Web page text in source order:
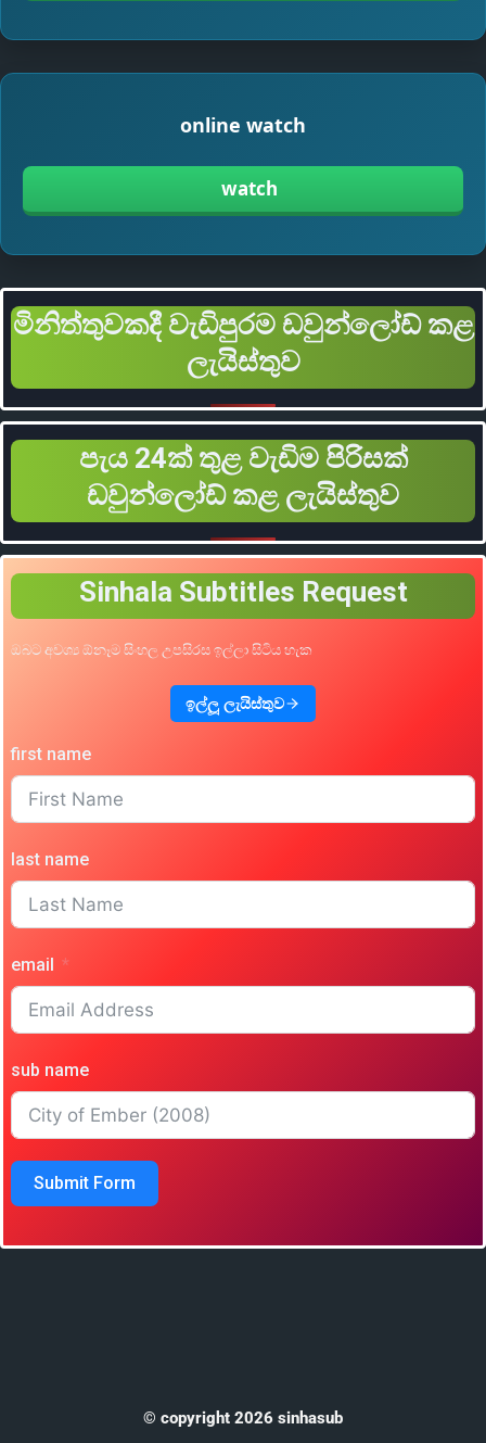
online watch
watch
මිනිත්තුවකදී වැඩිපුරම ඩවුන්ලෝඩ් කළ
ලැයිස්තුව
පැය 24ක් තුළ වැඩිම පිරිසක්
ඩවුන්ලෝඩ් කළ ලැයිස්තුව
Sinhala Subtitles Request
ඔබට අවශ්‍ය ඕනෑම සිංහල උපසිරස ඉල්ලා සිටිය හැක
ඉල්ලූ ලැයිස්තුව
first name
last name
email
sub name
Submit Form
© copyright 2026 sinhasub